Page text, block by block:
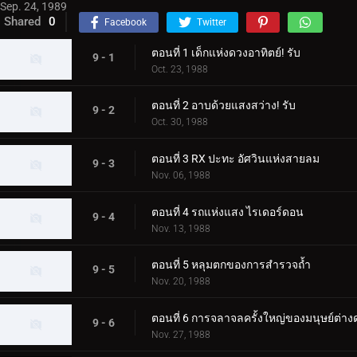
Sep. 24, 1989
Shared 0 Facebook Twitter
9 - 1 ตอนที่ 1 เด็กแห่งดวงอาทิตย์! รับ
Oct. 23, 1988
9 - 2 ตอนที่ 2 อาบด้วยแสงสว่าง! รับ
Oct. 30, 1988
9 - 3 ตอนที่ 3 RX ปะทะ อัศวินแห่งสายลม
Nov. 06, 1988
9 - 4 ตอนที่ 4 รถแห่งแสง ไรเดอร์ดอน
Nov. 13, 1988
9 - 5 ตอนที่ 5 หลุมตกของการสำรวจถ้ำ
Nov. 20, 1988
9 - 6 ตอนที่ 6 การจลาจลครั้งใหญ่ของมนุษย์ต่าง
Nov. 27, 1988